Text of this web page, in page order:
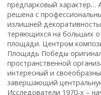
предпарковый характер…
решена с
излишней
теряющихся на больших
площади. Центром
Площадь Победы
пространственной
интересный и
завершающий
Исследователи 1970-х –